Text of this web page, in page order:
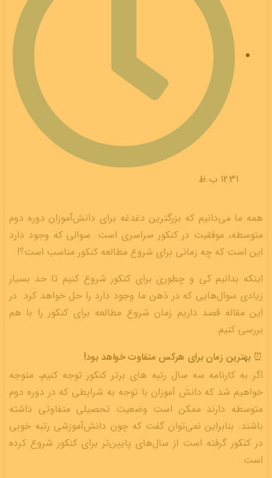
12:31 ب.ظ
همه ما می‌دانیم که بزرگترین دغدغه برای دانش‌آموزان دوره دوم
متوسطه، موفقیت در کنکور سراسری است. سوالی که وجود دارد
این است که چه زمانی برای شروع مطالعه کنکور مناسب است؟!
اینکه بدانیم کی و چطوری برای کنکور شروع کنیم تا حد بسیار
زیادی سوال‌هایی که در ذهن ما وجود دارد را حل خواهد کرد. در
این مقاله قصد داریم زمان شروع مطالعه برای کنکور را با هم
بررسی کنیم.
⏰ بهترین زمان برای هرکس متفاوت خواهد بود!
اگر به کارنامه سه سال رتبه های برتر کنکور توجه کنیم، متوجه
خواهیم شد که دانش آموزان با توجه به شرایطی که در دوره دوم
متوسطه دارند ممکن است وضعیت تحصیلی متفاوتی داشته
باشند. بنابراین نمی‌توان گفت که چون دانش‌آموزشی رتبه خوبی
در کنکور گرفته است از سال‌های پایین‌تر برای کنکور شروع کرده
است.